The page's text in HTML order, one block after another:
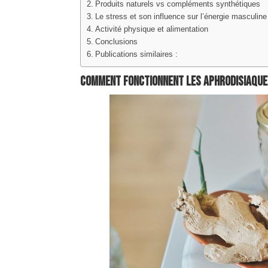
Produits naturels vs compléments synthétiques
Le stress et son influence sur l’énergie masculine
Activité physique et alimentation
Conclusions
Publications similaires :
Comment fonctionnent les